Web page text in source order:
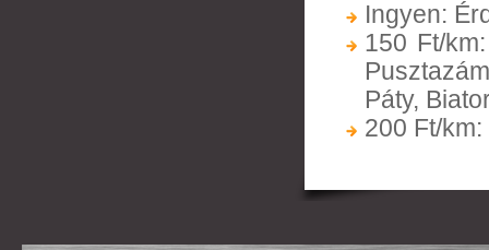
Ingyen:
150 Ft/
Páty,
200 Ft/